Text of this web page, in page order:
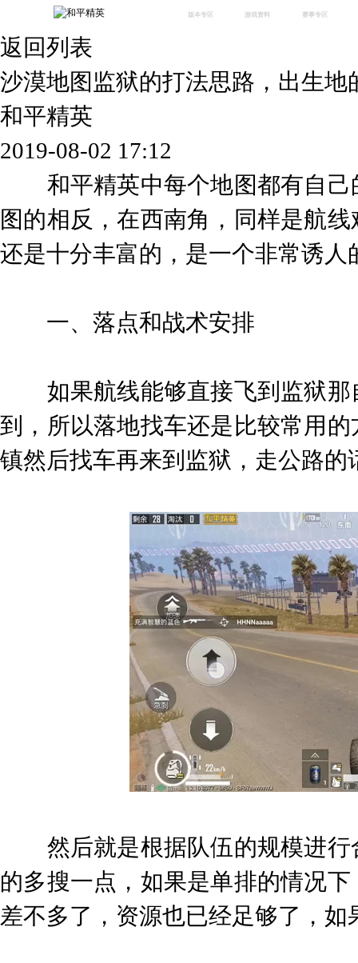
版本专区 游戏资料 赛事专区
体验服 视频中心 授权赛 腾
返回列表
沙漠地图监狱的打法思路，出生地
和平精英
2019-08-02 17:12
和平精英中每个地图都有自己
图的相反，在西南角，同样是航
还是十分丰富的，是一个非常诱人
一、落点和战术安排
如果航线能够直接飞到监狱那
到，所以落地找车还是比较常用
镇然后找车再来到监狱，走公路
然后就是根据队伍的规模进行
的多搜一点，如果是单排的情况
差不多了，资源也已经足够了，